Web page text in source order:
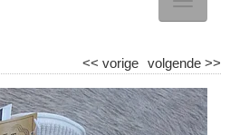
volgende >>
<< vorige